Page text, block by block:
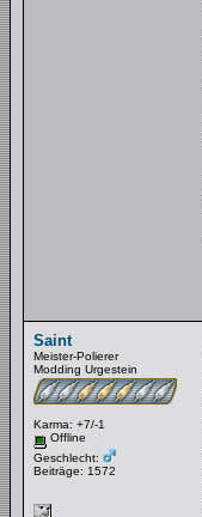
Saint
Meister-Polierer
Modding Urgestein
Karma: +7/-1
Offline
Geschlecht:
Beiträge: 1572